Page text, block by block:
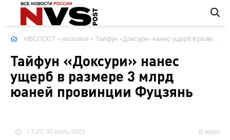
НВСПОСТ » exclusive » Тайфун «Доксури» нанес ущерб в размере 3 млрд юаней провинции Фуцзянь
Тайфун «Доксури» нанес
ущерб в размере 3 млрд
юаней провинции Фуцзянь
17:22, 30 июль 2023 В мире